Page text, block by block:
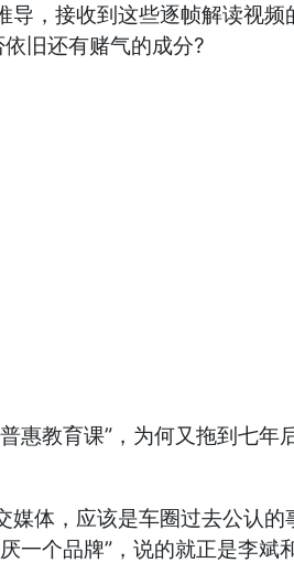
导，接收到这些逐帧解读视
依旧还有赌气的成分?
惠教育课”，为何又拖到七
体，应该是车圈过去公认
一个品牌”，说的就正是李斌